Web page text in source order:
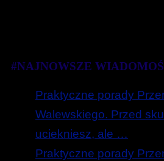
#NAJNOWSZE
Praktyczne porady
Walewskiego. Przed
uciekniesz, ale …
Praktyczne porady